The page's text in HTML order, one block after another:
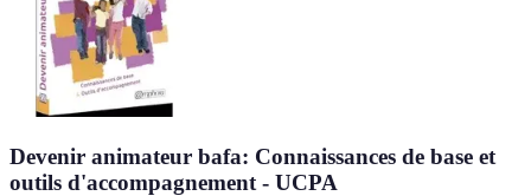
Devenir animateur bafa: Connaissances de base et
outils d'accompagnement - UCPA